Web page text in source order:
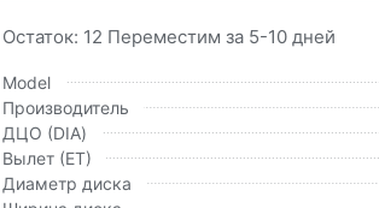
Остаток: 12 Переместим за 5-10 дней
Model
Производитель
ДЦО (DIA)
Вылет (ЕТ)
Диаметр диска